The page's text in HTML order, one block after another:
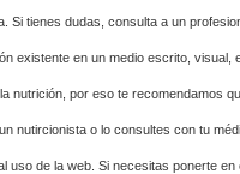
Si tienes dudas, consulta a un
existente en un medio escrito, visual,
nutrición, por eso te recomendamos
nutircionista o lo consultes con tu
uso de la web. Si necesitas ponerte en